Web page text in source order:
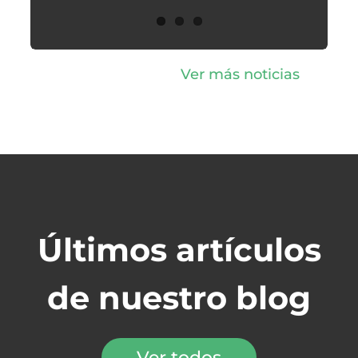
Ver más noticias
Últimos artículos
de nuestro blog